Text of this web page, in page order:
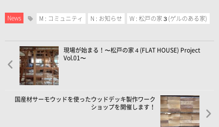
News M : コミュニティ N : お知らせ W : 松戸の家３(ゲルのある家)
現場が始まる！〜松戸の家４(FLAT HOUSE) Project
Vol.01〜
国産材サーモウッドを使ったウッドデッキ製作ワーク
ショップを開催します！